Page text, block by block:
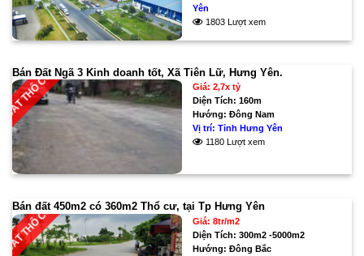
Yên
1803 Lượt xem
Bán Đất Ngã 3 Kinh doanh tốt, Xã Tiên Lữ, Hưng Yên.
Giá: 2,7x tỷ
Diện Tích:160m
Hướng:Đông Nam
Vị trí:Tỉnh Hưng Yên
1180 Lượt xem
ĐẤT THỔ CƯ
Bán đất 450m2 có 360m2 Thổ cư, tại Tp Hưng Yên
Giá: 8tr/m2
Diện Tích:300m2 -5000m2
Hướng:Đông Bắc
ĐẤT THỔ CƯ